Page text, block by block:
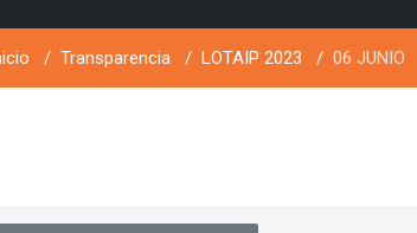
Transparencia LOTAIP 2023 06 JUNIO